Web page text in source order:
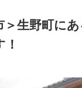
＞生野町に